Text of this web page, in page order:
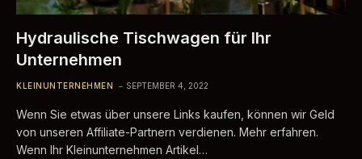
Hydraulische Tischwagen für Ihr
Unternehmen
KLEINUNTERNEHMEN SEPTEMBER 4, 2022
Wenn Sie etwas über unsere Links kaufen, können wir Geld
von unseren Affiliate-Partnern verdienen. Mehr erfahren.
Wenn Ihr Kleinunternehmen Artikel…